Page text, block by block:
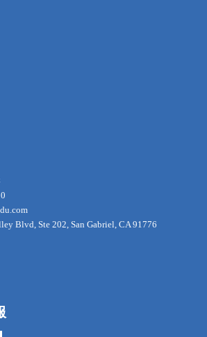
Blvd, Ste 202, San Gabriel, CA 91776